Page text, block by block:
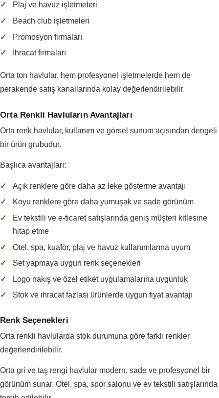
✓
Plaj ve havuz işletmeleri
✓
Beach club işletmeleri
✓
Promosyon firmaları
✓
İhracat firmaları
Orta ton havlular, hem profesyonel işletmelerde hem de
perakende satış kanallarında kolay değerlendirilebilir.
Orta Renkli Havluların Avantajları
Orta renk havlular, kullanım ve görsel sunum açısından dengeli
bir ürün grubudur.
Başlıca avantajları:
✓
Açık renklere göre daha az leke gösterme avantajı
✓
Koyu renklere göre daha yumuşak ve sade görünüm
✓
Ev tekstili ve e-ticaret satışlarında geniş müşteri kitlesine
hitap etme
✓
Otel, spa, kuaför, plaj ve havuz kullanımlarına uyum
✓
Set yapmaya uygun renk seçenekleri
✓
Logo nakış ve özel etiket uygulamalarına uygunluk
✓
Stok ve ihracat fazlası ürünlerde uygun fiyat avantajı
Renk Seçenekleri
Orta renkli havlularda stok durumuna göre farklı renkler
değerlendirilebilir.
Orta gri ve taş rengi havlular modern, sade ve profesyonel bir
görünüm sunar. Otel, spa, spor salonu ve ev tekstili satışlarında